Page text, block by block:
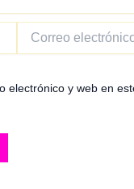
electrónico
electrónico y web en